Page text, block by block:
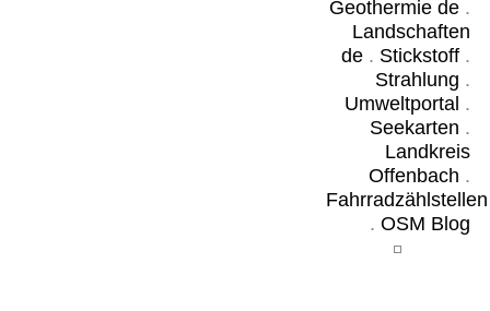
Geothermie de.
Landschaften
de. Stickstoff.
Strahlung .
Umweltportal .
Seekarten .
Landkreis
Offenbach .
Fahrradzählstellen
. OSM Blog